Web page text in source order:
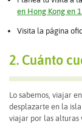
en Hong Kong en
Visita la página
2. Cuánto
Lo sabemos, viajar
desplazarte en la
viajar por las alturas